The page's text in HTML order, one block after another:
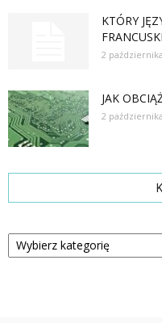
KTÓRY
2
JAK
2
Kategorie